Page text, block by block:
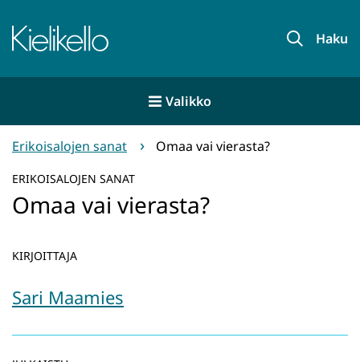
sisältöön
Etusivu Haku
Valikko
Erikoisalojen sanat Omaa vai vierasta?
ERIKOISALOJEN SANAT
Omaa vai vierasta?
KIRJOITTAJA
Sari Maamies